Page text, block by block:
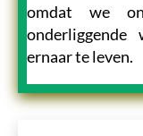
omdat we
ernaar te leven.